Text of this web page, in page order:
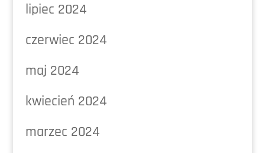
lipiec 2024
czerwiec 2024
maj 2024
kwiecień 2024
marzec 2024